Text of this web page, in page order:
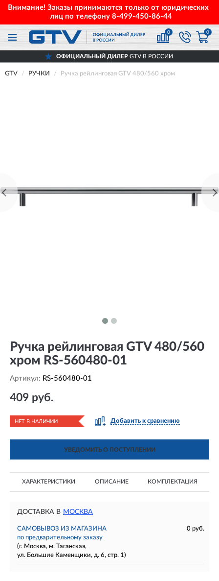
Внимание! Заказы принимаются только от юридических
лиц по телефону 8-499-450-86-44
0 0
ОФИЦИАЛЬНЫЙ ДИЛЕР GTV В РОССИИ
GTV РУЧКИ Ручка рейлинговая GTV 480/560 хром
Ручка рейлинговая GTV 480/560
хром RS-560480-01
Артикул: RS-560480-01
409 руб.
НЕТ В НАЛИЧИИ Добавить к сравнению
УВЕДОМИТЬ О ПОСТУПЛЕНИИ
ХАРАКТЕРИСТИКИ ОПИСАНИЕ КОМПЛЕКТАЦИЯ
ДОСТАВКА В МОСКВА
САМОВЫВОЗ ИЗ МАГАЗИНА
0 руб.
по предварительному заказу
(г. Москва, м. Таганская,
ул. Большие Каменщики, д. 6, стр. 1)